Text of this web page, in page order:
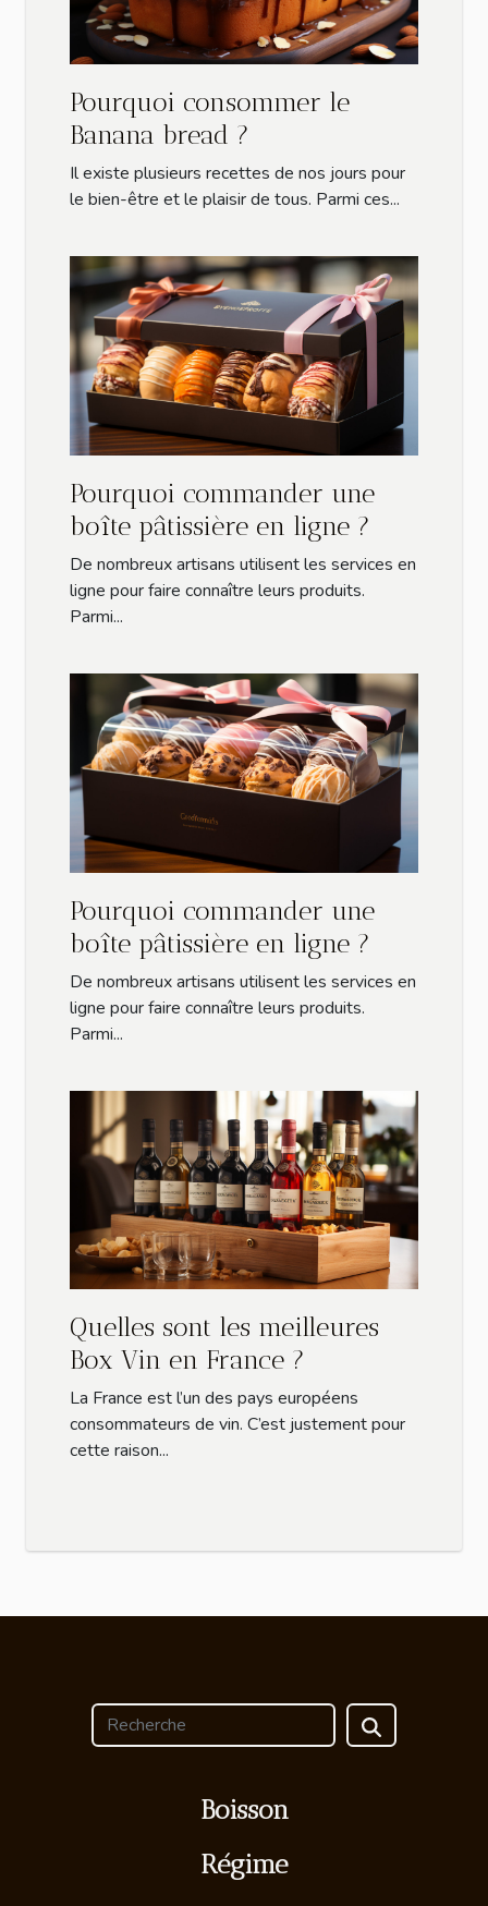
Pourquoi consommer le
Banana bread ?
Il existe plusieurs recettes de nos jours pour
le bien-être et le plaisir de tous. Parmi ces...
Pourquoi commander une
boîte pâtissière en ligne ?
De nombreux artisans utilisent les services en
ligne pour faire connaître leurs produits.
Parmi...
Pourquoi commander une
boîte pâtissière en ligne ?
De nombreux artisans utilisent les services en
ligne pour faire connaître leurs produits.
Parmi...
Quelles sont les meilleures
Box Vin en France ?
La France est l’un des pays européens
consommateurs de vin. C’est justement pour
cette raison...
Boisson
Régime